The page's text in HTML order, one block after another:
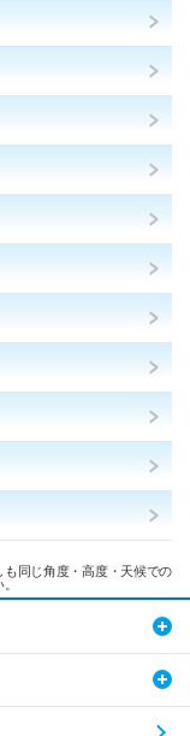
同じ角度・高度・天候での